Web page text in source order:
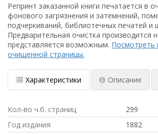
Репринт заказанной книги печатается в
фонового загрязнения и затемнений,
подчеркиваний, библиотечных печатей и
Предварительная очистка производится
представляется возможным. Посмотреть
очищенной страницы.
Характеристики Описание
Кол-во ч.б. страниц
299
Год издания
1882